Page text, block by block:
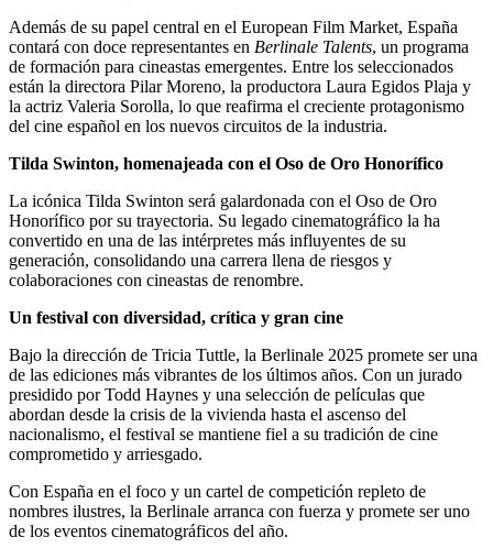
Además de su papel central en el European Film Market, España
contará con doce representantes en Berlinale Talents, un programa
de formación para cineastas emergentes. Entre los seleccionados
están la directora Pilar Moreno, la productora Laura Egidos Plaja y
la actriz Valeria Sorolla, lo que reafirma el creciente protagonismo
del cine español en los nuevos circuitos de la industria.
Tilda Swinton, homenajeada con el Oso de Oro Honorífico
La icónica Tilda Swinton será galardonada con el Oso de Oro
Honorífico por su trayectoria. Su legado cinematográfico la ha
convertido en una de las intérpretes más influyentes de su
generación, consolidando una carrera llena de riesgos y
colaboraciones con cineastas de renombre.
Un festival con diversidad, crítica y gran cine
Bajo la dirección de Tricia Tuttle, la Berlinale 2025 promete ser una
de las ediciones más vibrantes de los últimos años. Con un jurado
presidido por Todd Haynes y una selección de películas que
abordan desde la crisis de la vivienda hasta el ascenso del
nacionalismo, el festival se mantiene fiel a su tradición de cine
comprometido y arriesgado.
Con España en el foco y un cartel de competición repleto de
nombres ilustres, la Berlinale arranca con fuerza y promete ser uno
de los eventos cinematográficos del año.